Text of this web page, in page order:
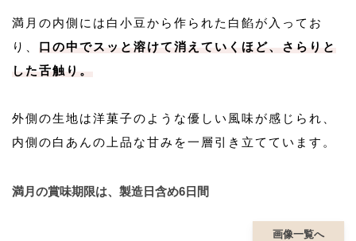
満月の内側には白小豆から作られた白餡が入ってお
り、 口の中でスッと溶けて消えていくほど、さらりと
した舌触り。
外側の生地は洋菓子のような優しい風味が感じられ、
内側の白あんの上品な甘みを一層引き立てています。
満月の賞味期限は、製造日含め6日間
画像一覧へ